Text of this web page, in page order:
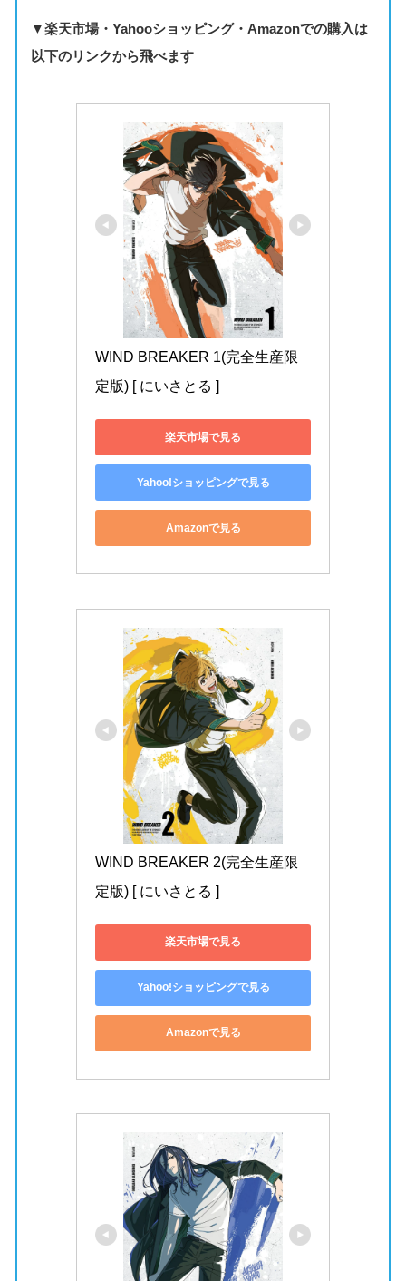
▼楽天市場・Yahooショッピング・Amazonでの購入は
以下のリンクから飛べます
WIND BREAKER 1(完全生産限
定版) [ にいさとる ]
楽天市場で見る
Yahoo!ショッピングで見る
Amazonで見る
WIND BREAKER 2(完全生産限
定版) [ にいさとる ]
楽天市場で見る
Yahoo!ショッピングで見る
Amazonで見る